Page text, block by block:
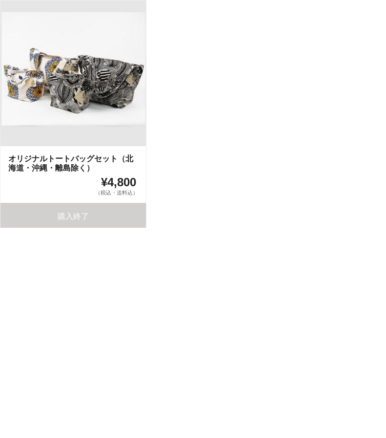
オリジナルトートバッグセット（北
海道・沖縄・離島除く）
¥4,800
（税込・送料込）
購入終了